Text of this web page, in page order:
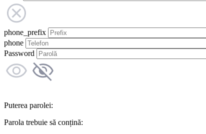
phone_prefix
phone
Password
Puterea parolei:
Parola trebuie să conțină: